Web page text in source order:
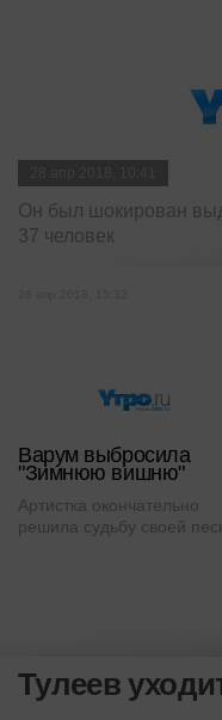
Он был шокирован
37 человек
Варум выбросила
"Зимнюю вишню"
Артистка окончательно
решила судьбу своей
Тулеев